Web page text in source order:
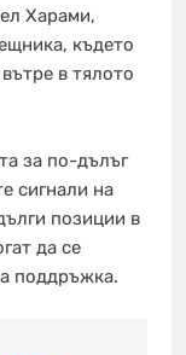
Харами,
където
в тялото
за по-дълъг
сигнали на
позиции в
да се
поддръжка.